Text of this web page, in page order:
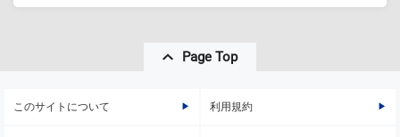
Page Top
このサイトについて 利用規約